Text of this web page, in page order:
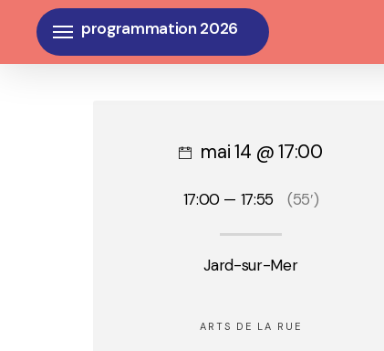
main
Menu
mai 14 @ 17:00
17:00 — 17:55 (55′)
Jard-sur-Mer
ARTS DE LA RUE